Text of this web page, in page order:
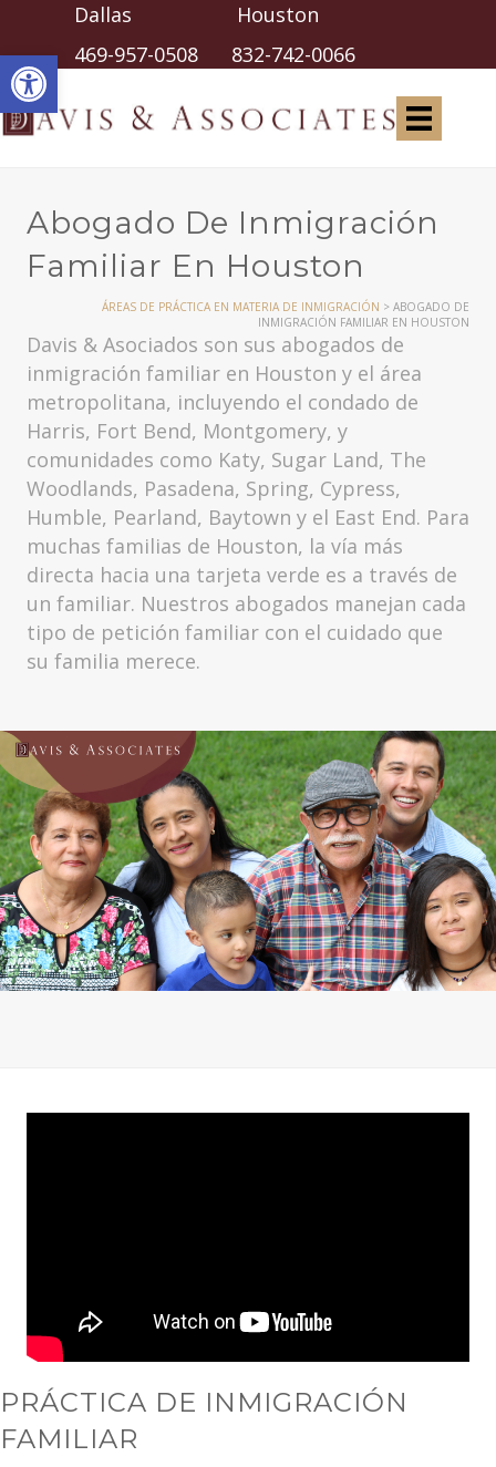
Abrir barra de herramientas
Dallas Houston
469-957-0508 832-742-0066
Abogado De Inmigración
Familiar En Houston
ÁREAS DE PRÁCTICA EN MATERIA DE INMIGRACIÓN > ABOGADO DE
INMIGRACIÓN FAMILIAR EN HOUSTON
Davis & Asociados son sus abogados de
inmigración familiar en Houston y el área
metropolitana, incluyendo el condado de
Harris, Fort Bend, Montgomery, y
comunidades como Katy, Sugar Land, The
Woodlands, Pasadena, Spring, Cypress,
Humble, Pearland, Baytown y el East End. Para
muchas familias de Houston, la vía más
directa hacia una tarjeta verde es a través de
un familiar. Nuestros abogados manejan cada
tipo de petición familiar con el cuidado que
su familia merece.
PRÁCTICA DE INMIGRACIÓN
FAMILIAR